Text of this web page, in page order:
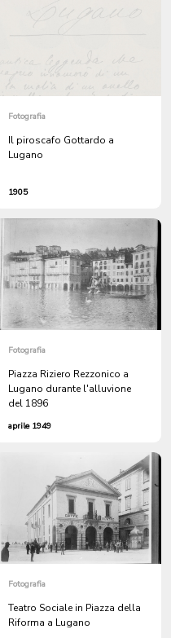
Fotografia
Il piroscafo Gottardo a
Lugano
1905
Fotografia
Piazza Riziero Rezzonico a
Lugano durante l'alluvione
del 1896
aprile 1949
Fotografia
Teatro Sociale in Piazza della
Riforma a Lugano